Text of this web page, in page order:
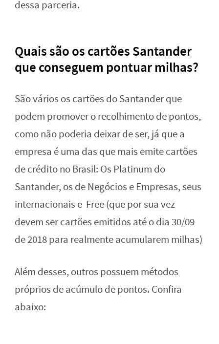
dessa parceria.
Quais são os cartões Santander
que conseguem pontuar milhas?
São vários os cartões do Santander que
podem promover o recolhimento de pontos,
como não poderia deixar de ser, já que a
empresa é uma das que mais emite cartões
de crédito no Brasil: Os Platinum do
Santander, os de Negócios e Empresas, seus
internacionais e Free (que por sua vez
devem ser cartões emitidos até o dia 30/09
de 2018 para realmente acumularem milhas)
Além desses, outros possuem métodos
próprios de acúmulo de pontos. Confira
abaixo: